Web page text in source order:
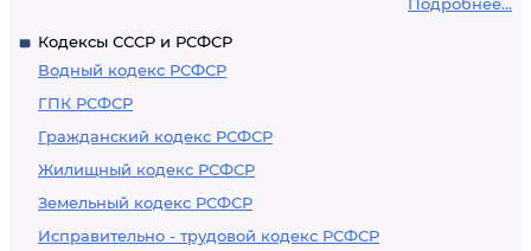
Кодексы СССР и РСФСР
Водный кодекс РСФСР
ГПК РСФСР
Гражданский кодекс РСФСР
Жилищный кодекс РСФСР
Земельный кодекс РСФСР
Исправительно - трудовой кодекс РСФСР